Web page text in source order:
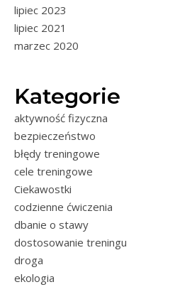
lipiec 2023
lipiec 2021
marzec 2020
Kategorie
aktywność fizyczna
bezpieczeństwo
błędy treningowe
cele treningowe
Ciekawostki
codzienne ćwiczenia
dbanie o stawy
dostosowanie treningu
droga
ekologia